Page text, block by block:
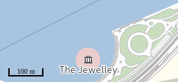
100 m